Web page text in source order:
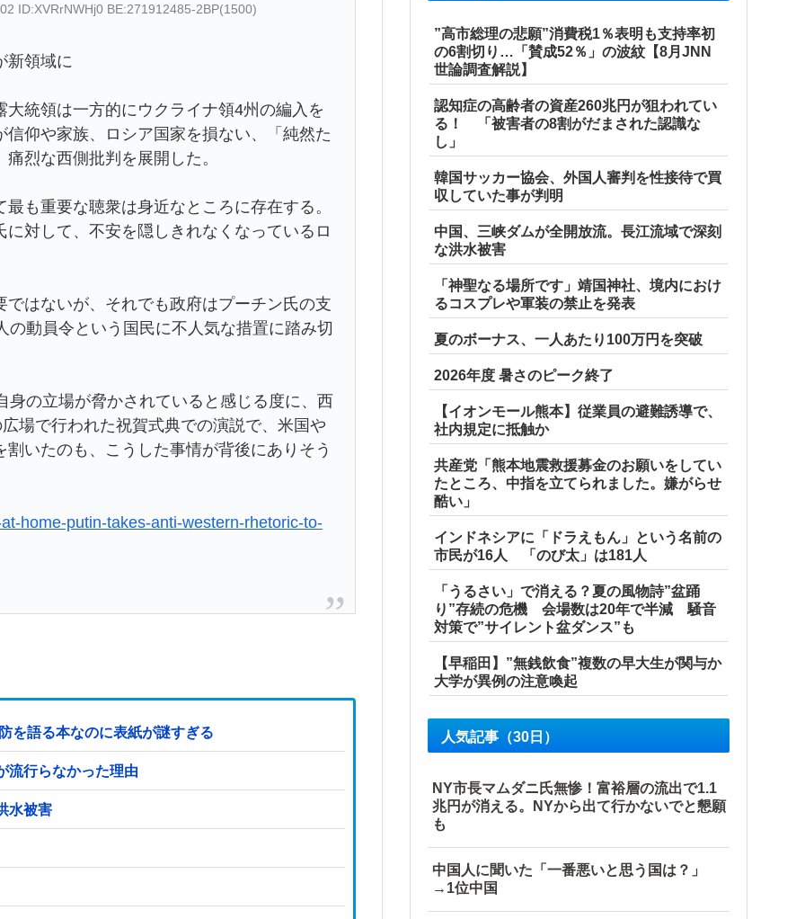
ID:XVRrNWHj0 BE:271912485-2BP(1500)
新領域に
統領は一方的にウクライナ領4州の編入を
仰や家族、ロシア国家を損ない、「純然た
烈な西側批判を展開した。
も重要な聴衆は身近なところに存在する。
対して、不安を隠しきれなくなっているロ
はないが、それでも政府はプーチン氏の支
動員令という国民に不人気な措置に踏み切
の立場が脅かされていると感じる度に、西
場で行われた祝賀式典での演説で、米国や
いたのも、こうした事情が背後にありそう
home-putin-takes-anti-western-rhetoric-to-
を語る本なのに表紙が謎すぎる
流行らなかった理由
水被害
”高市総理の悲願”消費税1％表明も支持率初
の6割切り…「賛成52％」の波紋【8月JNN
世論調査解説】
認知症の高齢者の資産260兆円が狙われてい
る！ 「被害者の8割がだまされた認識な
し」
韓国サッカー協会、外国人審判を性接待で買
収していた事が判明
中国、三峡ダムが全開放流。長江流域で深刻
な洪水被害
「神聖なる場所です」靖国神社、境内におけ
るコスプレや軍装の禁止を発表
夏のボーナス、一人あたり100万円を突破
2026年度 暑さのピーク終了
【イオンモール熊本】従業員の避難誘導で、
社内規定に抵触か
共産党「熊本地震救援募金のお願いをしてい
たところ、中指を立てられました。嫌がらせ
酷い」
インドネシアに「ドラえもん」という名前の
市民が16人 「のび太」は181人
「うるさい」で消える？夏の風物詩”盆踊
り”存続の危機 会場数は20年で半減 騒音
対策で”サイレント盆ダンス”も
【早稲田】”無銭飲食”複数の早大生が関与か
大学が異例の注意喚起
人気記事（30日）
NY市長マムダニ氏無惨！富裕層の流出で1.1
兆円が消える。NYから出て行かないでと懇願
も
中国人に聞いた「一番悪いと思う国は？」
→1位中国